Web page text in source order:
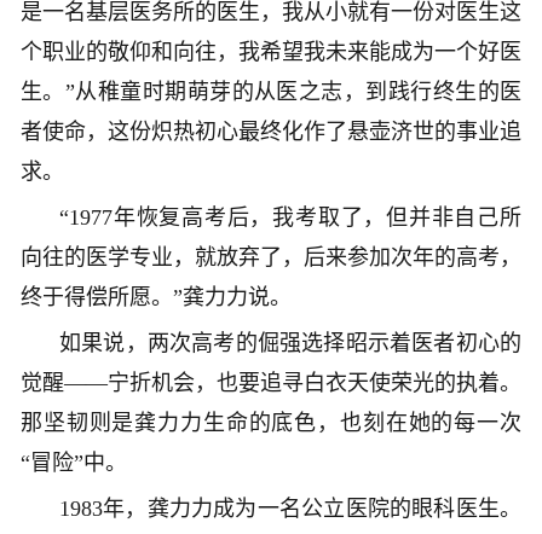
是一名基层医务所的医生，我从小就有一份对医生这
个职业的敬仰和向往，我希望我未来能成为一个好医
生。”从稚童时期萌芽的从医之志，到践行终生的医
者使命，这份炽热初心最终化作了悬壶济世的事业追
求。
“1977年恢复高考后，我考取了，但并非自己所
向往的医学专业，就放弃了，后来参加次年的高考，
终于得偿所愿。”龚力力说。
如果说，两次高考的倔强选择昭示着医者初心的
觉醒——宁折机会，也要追寻白衣天使荣光的执着。
那坚韧则是龚力力生命的底色，也刻在她的每一次
“冒险”中。
1983年，龚力力成为一名公立医院的眼科医生。